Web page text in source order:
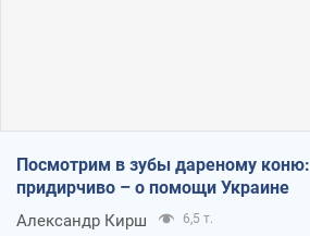
Посмотрим в зубы дареному коню:
придирчиво – о помощи Украине
Александр Кирш 6,5 т.